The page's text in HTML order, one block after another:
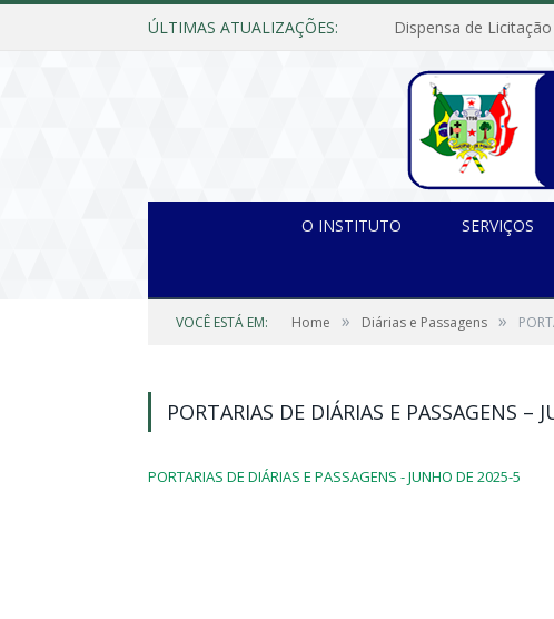
ÚLTIMAS ATUALIZAÇÕES:
O INSTITUTO SERVIÇOS
VOCÊ ESTÁ EM: Home » Diárias e Passagens »
PORTARIAS DE DIÁRIAS E PASSAGENS –
PORTARIAS DE DIÁRIAS E PASSAGENS - JUNHO DE 2025-5